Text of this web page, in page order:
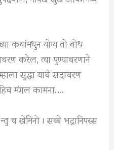
कथांमधुन योग्य तो बोध
करेल, त्या पुण्याचरणाने
सुद्धा याचे सदाचरण
मंगल कामना….
च खेमिनो । सब्बे भद्रानिपस्स